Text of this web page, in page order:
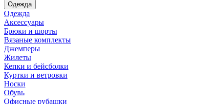
Одежда
Одежда
Аксессуары
Брюки и шорты
Вязаные комплекты
Джемперы
Жилеты
Кепки и бейсболки
Куртки и ветровки
Носки
Обувь
Офисные рубашки